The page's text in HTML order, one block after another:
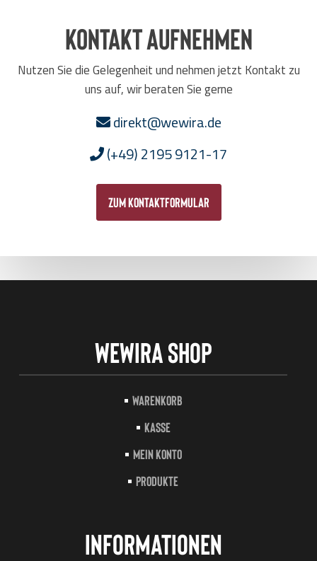
Kontakt aufnehmen
Nutzen Sie die Gelegenheit und nehmen jetzt Kontakt zu
uns auf, wir beraten Sie gerne
direkt@wewira.de
(+49) 2195 9121-17
zum Kontaktformular
Wewira Shop
Warenkorb
Kasse
Mein Konto
Produkte
Informationen